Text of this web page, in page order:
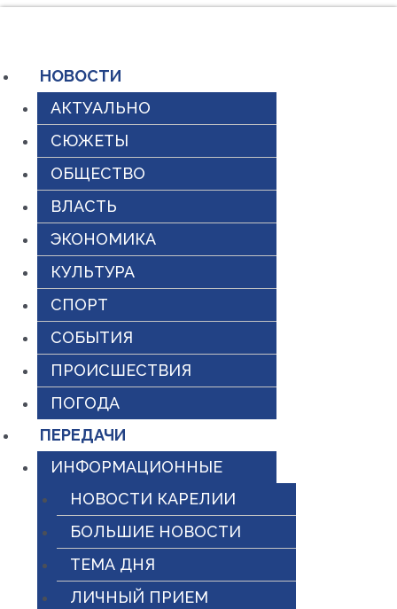
содержимому
НОВОСТИ
АКТУАЛЬНО
СЮЖЕТЫ
ОБЩЕСТВО
ВЛАСТЬ
ЭКОНОМИКА
КУЛЬТУРА
СПОРТ
СОБЫТИЯ
ПРОИСШЕСТВИЯ
ПОГОДА
ПЕРЕДАЧИ
ИНФОРМАЦИОННЫЕ
НОВОСТИ КАРЕЛИИ
БОЛЬШИЕ НОВОСТИ
ТЕМА ДНЯ
ЛИЧНЫЙ ПРИЕМ